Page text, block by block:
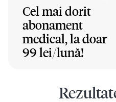
Cel mai dorit
abonament
medical, la doar
99 lei/lună!